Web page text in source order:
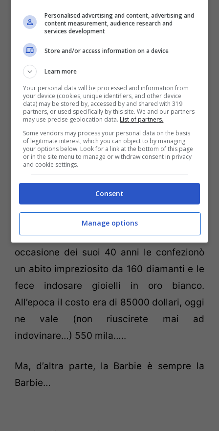
linee sportive ai meravigliosi abiti da sera,
passando per le ultime tendenze dei vari
anni.
E proprio in occasione dei suoi 50 anni
sono stati molti gli stilisti che si sono
“divertiti” a vestirla. Ma la corona come
Barbie più costosa del Mondo l’ha meritata
la bambola in foto che indossa un
lucentissimo collier di diamanti rosa
disegnato da Stefano Canturi. Un’edizione
davvero speciale!!!
Ma ricordiamo anche che De Beers, in
occasione dei suoi 40 anni le confezionò
un abito impreziosito da 160 diamanti e le
fece indosare gioielli in oro bianco.
All’epoca il costo era di 85000 dollari, oggi
ne vale (non riuscirete mai ad
indovinare…) 550 mila…..
Ma, d’altra parte, la Barbie è sempre la
Barbie…
Personalised advertising and content, advertising and
content measurement, audience research and
services development
Store and/or access information on a device
Learn more
Your personal data will be processed and information from
your device (cookies, unique identifiers, and other device
data) may be stored by, accessed by and shared with 319
partners, or used specifically by this site. We and our partners
may use precise geolocation data. List of partners.
Some vendors may process your personal data on the basis
of legitimate interest, which you can object to by managing
your options below. Look for a link at the bottom of this page
or in the site menu to manage or withdraw consent in privacy
and cookie settings.
Consent
Manage options